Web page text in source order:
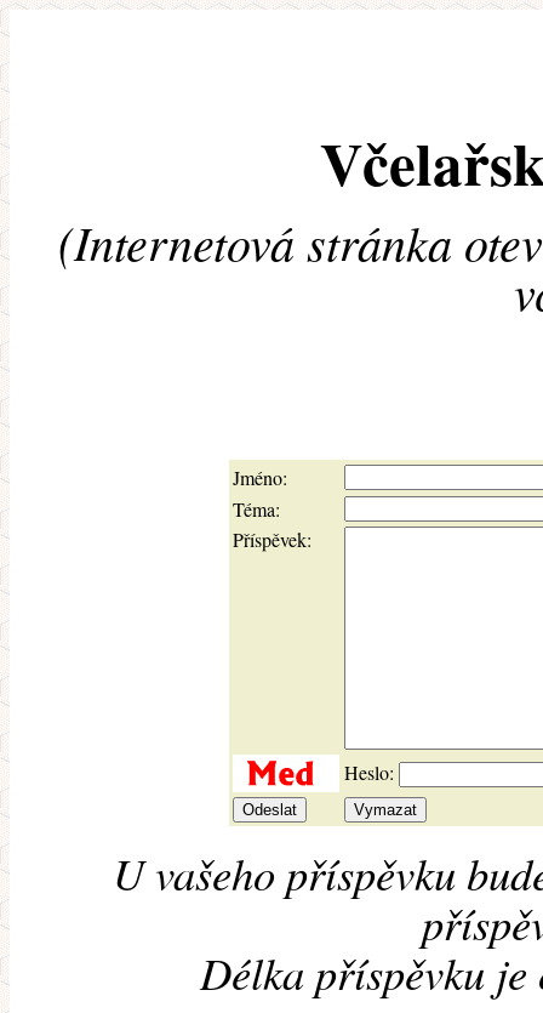
(Internetová stránka
Jméno:
Téma:
Příspěvek:
Heslo:
U vašeho příspěvku
Délka příspěvku je